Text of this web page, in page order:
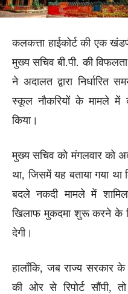
कलकत्ता हाईकोर्ट की एक
मुख्य सचिव बी.पी. की
ने अदालत द्वारा
स्कूल नौकरियों के मामले में
किया।
मुख्य सचिव को मंगलवार को
था, जिसमें यह बताया गया
बदले नकदी मामले में
खिलाफ मुकदमा शुरू करने के
देगी।
हालाँकि, जब राज्य सरकार
की ओर से रिपोर्ट सौंपी, तो